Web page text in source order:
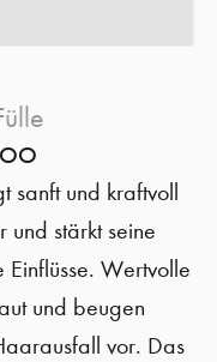
sanft und kraftvoll
stärkt seine
Wertvolle
und beugen
vor. Das